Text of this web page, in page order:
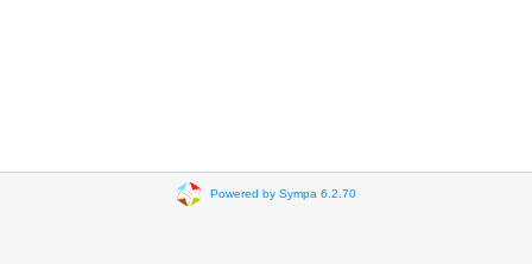
Powered by Sympa 6.2.70